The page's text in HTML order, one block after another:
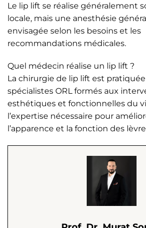
Le lip lift se réalise généralement
locale, mais une anesthésie
envisagée selon les besoins et les
recommandations médicales.
Quel médecin réalise un lip lift ?
La chirurgie de lip lift est
spécialistes ORL formés aux
esthétiques et fonctionnelles du
l’expertise nécessaire pour
l’apparence et la fonction des